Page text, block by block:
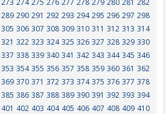
273 274 275 276 277 278 279 280 281 282
289 290 291 292 293 294 295 296 297 298
305 306 307 308 309 310 311 312 313 314
321 322 323 324 325 326 327 328 329 330
337 338 339 340 341 342 343 344 345 346
353 354 355 356 357 358 359 360 361 362
369 370 371 372 373 374 375 376 377 378
385 386 387 388 389 390 391 392 393 394
401 402 403 404 405 406 407 408 409 410